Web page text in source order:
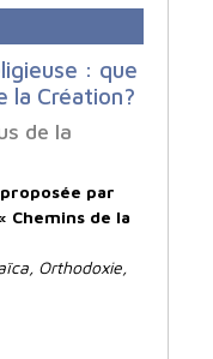
: que
la Création?
de la
par
Chemins de la
Orthodoxie,